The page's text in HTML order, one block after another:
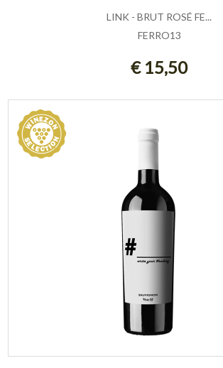
AGGIUNGI AL CARRELLO
LINK - BRUT ROSÉ FE...
FERRO13
€ 15,50